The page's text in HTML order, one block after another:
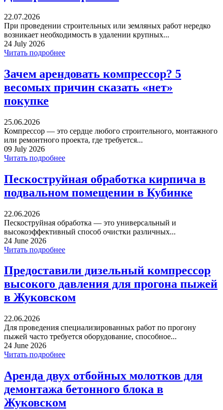
22.07.2026
При проведении строительных или земляных работ нередко
возникает необходимость в удалении крупных...
24 July 2026
Читать подробнее
Зачем арендовать компрессор? 5
весомых причин сказать «нет»
покупке
25.06.2026
Компрессор — это сердце любого строительного, монтажного
или ремонтного проекта, где требуется...
09 July 2026
Читать подробнее
Пескоструйная обработка кирпича в
подвальном помещении в Кубинке
22.06.2026
Пескоструйная обработка — это универсальный и
высокоэффективный способ очистки различных...
24 June 2026
Читать подробнее
Предоставили дизельный компрессор
высокого давления для прогона пыжей
в Жуковском
22.06.2026
Для проведения специализированных работ по прогону
пыжей часто требуется оборудование, способное...
24 June 2026
Читать подробнее
Аренда двух отбойных молотков для
демонтажа бетонного блока в
Жуковском